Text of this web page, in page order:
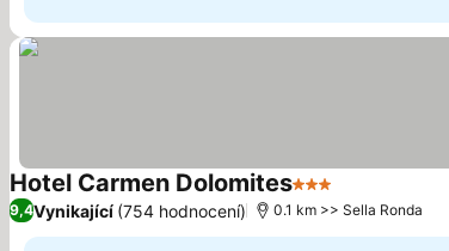
Hotel Carmen Dolomites3 Počet hvězdiček
9,4Vynikající (754 hodnocení) 0.1 km >> Sella Ronda